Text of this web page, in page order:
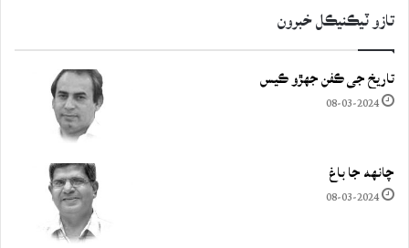
تازو ٽيڪنيڪل خبرون
تاريخ جي ڪفن جھڙو ڪيس
08-03-2024
چانهه جا باغ
08-03-2024